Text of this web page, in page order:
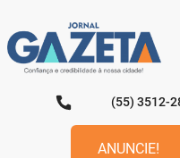
para
o
conteúdo
(55) 3512-
ANUNCIE!